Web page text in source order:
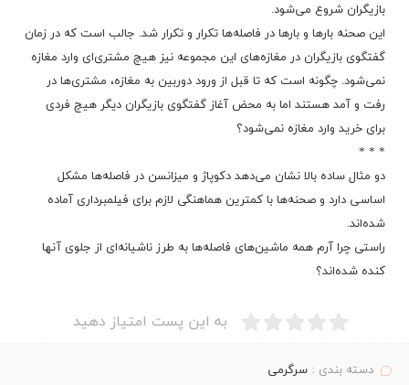
بازیگران شروع می‌شود.
این صحنه بارها و بارها در فاصله‌ها تکرار و تکرار شد. جالب است که در زمان
گفتگوی بازیگران در مغازه‌های این مجموعه نیز هیچ مشتری‌ای وارد مغازه
نمی‌شود. چگونه است که تا قبل از ورود دوربین به مغازه، مشتری‌ها در
رفت و آمد هستند اما به محض آغاز گفتگوی بازیگران دیگر هیچ فردی
برای خرید وارد مغازه نمی‌شود؟
* * *
دو مثال ساده بالا نشان می‌دهد دکوپاژ و میزانسن در فاصله‌ها مشکل
اساسی دارد و صحنه‌ها با کمترین هماهنگی لازم برای فیلمبرداری آماده
شده‌اند.
راستی چرا آرم همه ماشین‌های فاصله‌ها به طرز ناشیانه‌ای از جلوی آنها
کنده شده‌اند؟
به این پست امتیاز دهید
دسته بندی :سرگرمی